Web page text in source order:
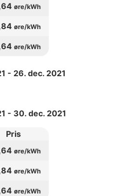
øre/kWh
øre/kWh
øre/kWh
- 26. dec. 2021
- 30. dec. 2021
Pris
øre/kWh
øre/kWh
øre/kWh